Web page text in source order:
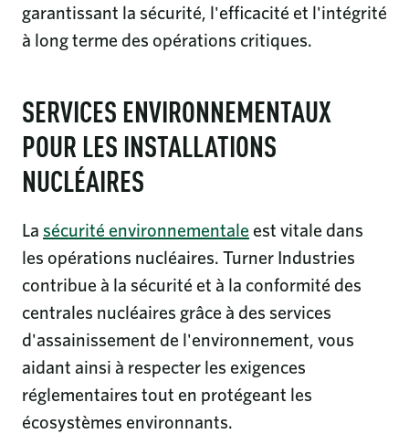
garantissant la sécurité, l'efficacité et l'intégrité
à long terme des opérations critiques.
SERVICES ENVIRONNEMENTAUX
POUR LES INSTALLATIONS
NUCLÉAIRES
La sécurité environnementale est vitale dans
les opérations nucléaires. Turner Industries
contribue à la sécurité et à la conformité des
centrales nucléaires grâce à des services
d'assainissement de l'environnement, vous
aidant ainsi à respecter les exigences
réglementaires tout en protégeant les
écosystèmes environnants.